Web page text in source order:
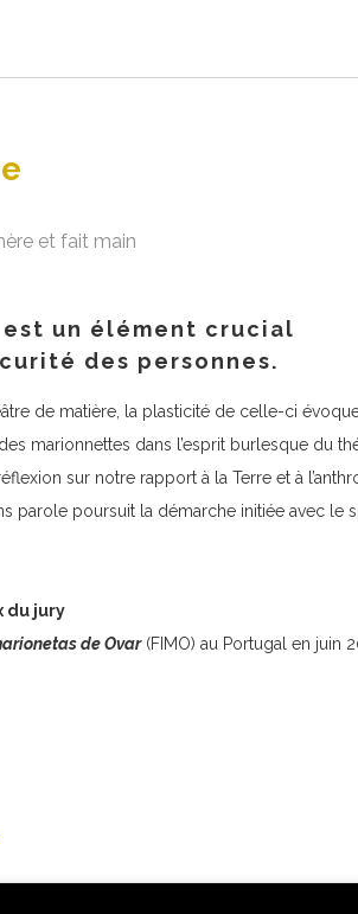
et fait main
est un élément crucial
des personnes.
de matière, la plasticité de celle-ci
marionnettes dans l’esprit burlesque du
sur notre rapport à la Terre et à
parole poursuit la démarche initiée avec le
du jury
de Ovar(FIMO) au Portugal en juin